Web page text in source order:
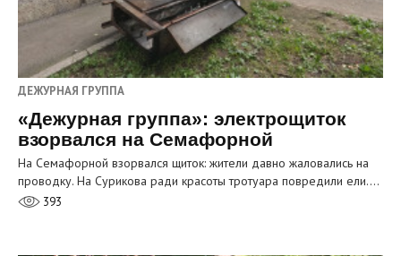
ДЕЖУРНАЯ ГРУППА
«Дежурная группа»: электрощиток
взорвался на Семафорной
На Семафорной взорвался щиток: жители давно жаловались на
проводку. На Сурикова ради красоты тротуара повредили ели.…
393